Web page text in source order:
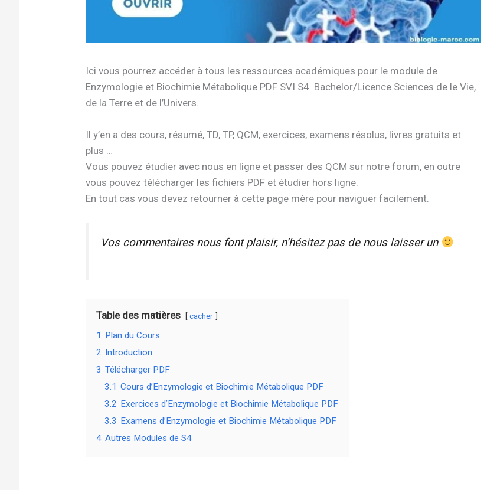
Ici vous pourrez accéder à tous les ressources académiques pour le module de
Enzymologie et Biochimie Métabolique PDF SVI S4. Bachelor/Licence Sciences de le Vie,
de la Terre et de l’Univers.
Il y’en a des cours, résumé, TD, TP, QCM, exercices, examens résolus, livres gratuits et
plus …
Vous pouvez étudier avec nous en ligne et passer des QCM sur notre forum, en outre
vous pouvez télécharger les fichiers PDF et étudier hors ligne.
En tout cas vous devez retourner à cette page mère pour naviguer facilement.
Vos commentaires nous font plaisir, n’hésitez pas de nous laisser un
Table des matières cacher
1 Plan du Cours
2 Introduction
3 Télécharger PDF
3.1 Cours d’Enzymologie et Biochimie Métabolique PDF
3.2 Exercices d’Enzymologie et Biochimie Métabolique PDF
3.3 Examens d’Enzymologie et Biochimie Métabolique PDF
4 Autres Modules de S4